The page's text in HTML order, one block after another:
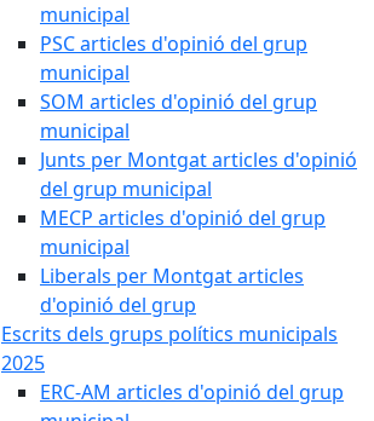
municipal
PSC articles d'opinió del grup
municipal
SOM articles d'opinió del grup
municipal
Junts per Montgat articles d'opinió
del grup municipal
MECP articles d'opinió del grup
municipal
Liberals per Montgat articles
d'opinió del grup
Escrits dels grups polítics municipals
2025
ERC-AM articles d'opinió del grup